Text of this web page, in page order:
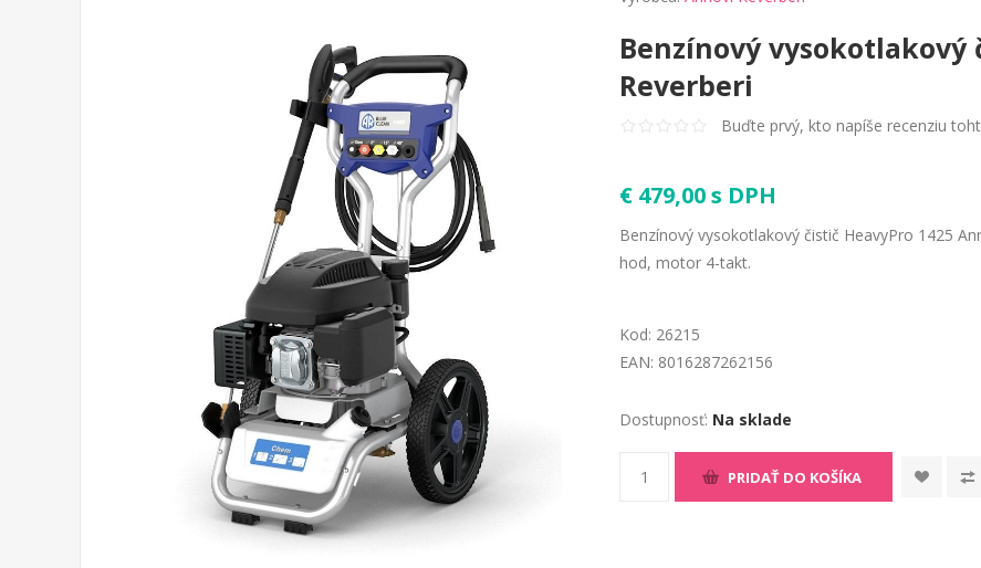
Benzínový vysokotlakový
Reverberi
Buďte prvý, kto napíše recenziu
€ 479,00 s DPH
Benzínový vysokotlakový čistič HeavyPro 1425
hod, motor 4-takt.
Kod: 26215
EAN: 8016287262156
Dostupnosť: Na sklade
PRIDAŤ DO KOŠÍKA